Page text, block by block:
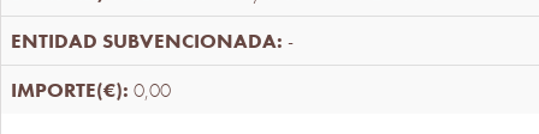
-
0,00